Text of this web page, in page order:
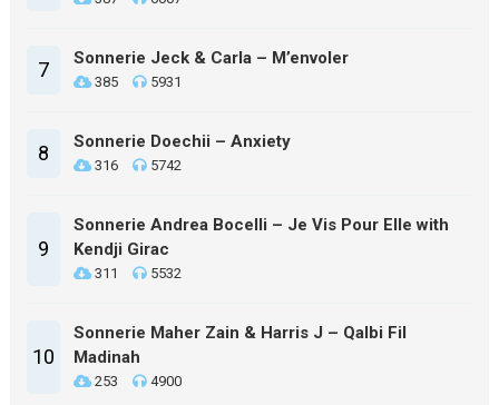
7 Sonnerie Jeck & Carla – M’envoler
385 5931
8 Sonnerie Doechii – Anxiety
316 5742
9
Sonnerie Andrea Bocelli – Je Vis Pour Elle with
Kendji Girac
311 5532
10
Sonnerie Maher Zain & Harris J – Qalbi Fil
Madinah
253 4900